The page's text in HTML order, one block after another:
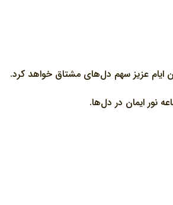
ایام عزیز سهم دل‌های مشتاق خواهد کرد.
نور ایمان در دل‌ها.